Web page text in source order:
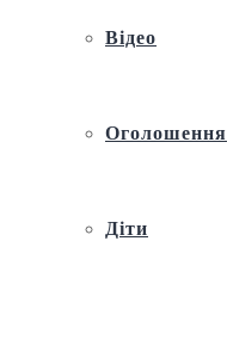
Відео
Оголошення
Діти